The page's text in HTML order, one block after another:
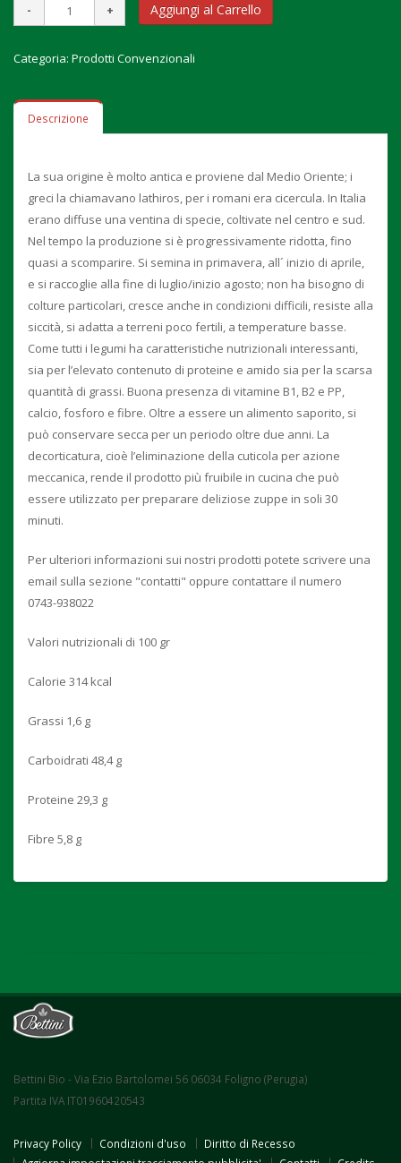
Aggiungi al Carrello
Categoria: Prodotti Convenzionali
Descrizione
La sua origine è molto antica e proviene dal Medio Oriente; i
greci la chiamavano lathiros, per i romani era cicercula. In Italia
erano diffuse una ventina di specie, coltivate nel centro e sud.
Nel tempo la produzione si è progressivamente ridotta, fino
quasi a scomparire. Si semina in primavera, all´ inizio di aprile,
e si raccoglie alla fine di luglio/inizio agosto; non ha bisogno di
colture particolari, cresce anche in condizioni difficili, resiste alla
siccità, si adatta a terreni poco fertili, a temperature basse.
Come tutti i legumi ha caratteristiche nutrizionali interessanti,
sia per l’elevato contenuto di proteine e amido sia per la scarsa
quantità di grassi. Buona presenza di vitamine B1, B2 e PP,
calcio, fosforo e fibre. Oltre a essere un alimento saporito, si
può conservare secca per un periodo oltre due anni. La
decorticatura, cioè l’eliminazione della cuticola per azione
meccanica, rende il prodotto più fruibile in cucina che può
essere utilizzato per preparare deliziose zuppe in soli 30
minuti.
Per ulteriori informazioni sui nostri prodotti potete scrivere una
email sulla sezione "contatti" oppure contattare il numero
0743-938022
Valori nutrizionali di 100 gr
Calorie 314 kcal
Grassi 1,6 g
Carboidrati 48,4 g
Proteine 29,3 g
Fibre 5,8 g
Bettini Bio - Via Ezio Bartolomei 56 06034 Foligno (Perugia)
Partita IVA IT01960420543
Privacy Policy Condizioni d'uso
Diritto di Recesso